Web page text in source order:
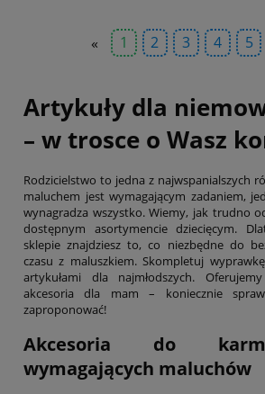
« 1 2 3 4 5
Artykuły dla
– w trosce o Wasz
Rodzicielstwo to jedna z najwspanialszych
maluchem jest wymagającym zadaniem,
wynagradza wszystko. Wiemy, jak trudno
dostępnym asortymencie dziecięcym.
sklepie znajdziesz to, co niezbędne do
czasu z maluszkiem. Skompletuj
artykułami dla najmłodszych.
akcesoria dla mam – koniecznie
zaproponować!
Akcesoria do
wymagających maluchów